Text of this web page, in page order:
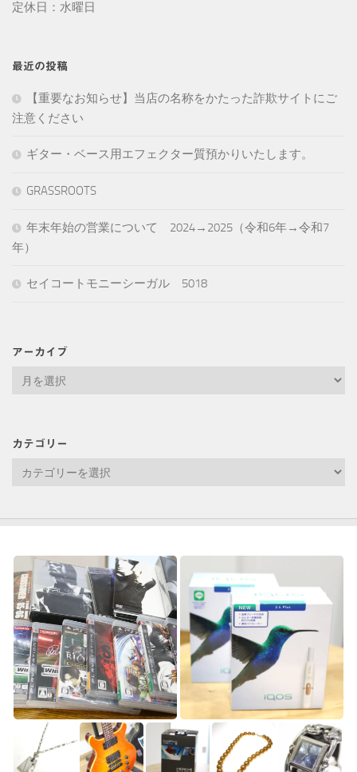
定休日：水曜日
最近の投稿
【重要なお知らせ】当店の名称をかたった詐欺サイトにご
注意ください
ギター・ベース用エフェクター質預かりいたします。
GRASSROOTS
年末年始の営業について 2024→2025（令和6年→令和7
年）
セイコートモニーシーガル 5018
アーカイブ
ブ
カテゴリー
リ